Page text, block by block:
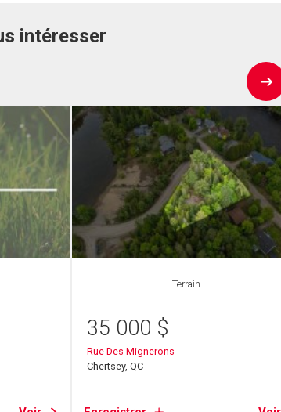
intéresser
Terrain
35 000 $
Rue Des Mignerons
Chertsey, QC